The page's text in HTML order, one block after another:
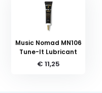
Music Nomad MN106
Tune-It Lubricant
€ 11,25